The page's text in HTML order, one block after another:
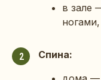
в зале
2
Спина: